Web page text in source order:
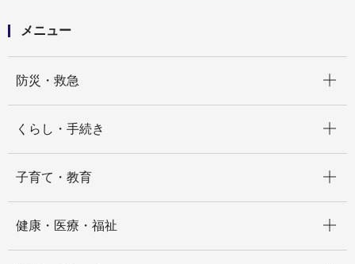
メニュー
防災・救急
くらし・手続き
子育て・教育
健康・医療・福祉